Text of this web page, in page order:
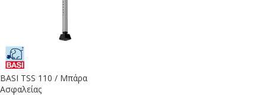
BASI TSS 110 / Μπάρα
Ασφαλείας